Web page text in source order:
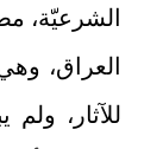
الشرعيّة،
العراق،
للآثار،